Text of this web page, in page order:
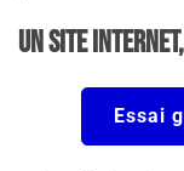
Un site
Essai